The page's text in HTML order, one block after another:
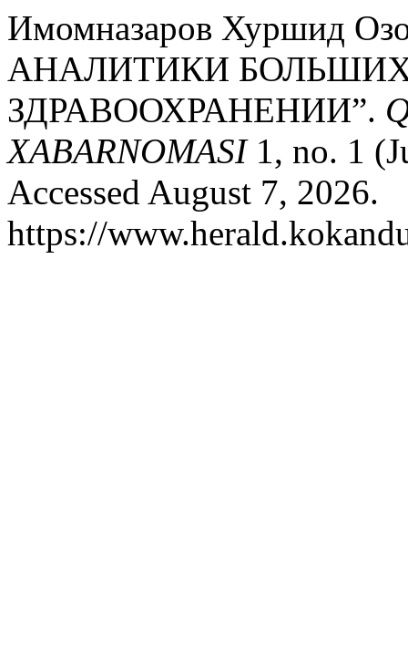
Имомназаров Хуршид
АНАЛИТИКИ
ЗДРАВООХРАНЕНИИ”.
XABARNOMASI1, no. 1
Accessed August 7, 2026.
https://